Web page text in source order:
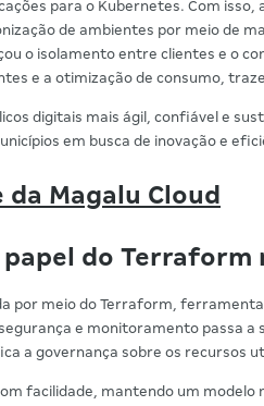
para o Kubernetes. Com
de ambientes por meio
o isolamento entre clientes e o
e a otimização de consumo,
digitais mais ágil, confiável e
em busca de inovação e
Magalu Cloud
do Terraform
por meio do Terraform,
e monitoramento passa
a governança sobre os recursos
facilidade, mantendo um